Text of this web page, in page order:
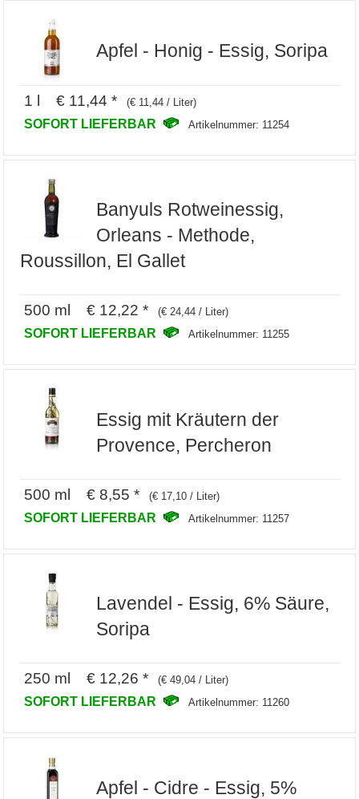
Apfel - Honig - Essig, Soripa
1 l € 11,44 * (€ 11,44 / Liter)
SOFORT LIEFERBAR Artikelnummer: 11254
Banyuls Rotweinessig,
Orleans - Methode,
Roussillon, El Gallet
500 ml € 12,22 * (€ 24,44 / Liter)
SOFORT LIEFERBAR Artikelnummer: 11255
Essig mit Kräutern der
Provence, Percheron
500 ml € 8,55 * (€ 17,10 / Liter)
SOFORT LIEFERBAR Artikelnummer: 11257
Lavendel - Essig, 6% Säure,
Soripa
250 ml € 12,26 * (€ 49,04 / Liter)
SOFORT LIEFERBAR Artikelnummer: 11260
Apfel - Cidre - Essig, 5%